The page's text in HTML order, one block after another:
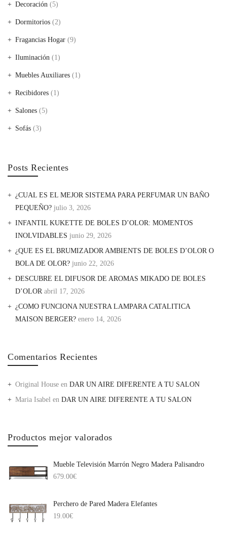
Decoración (5)
Dormitorios (2)
Fragancias Hogar (9)
Iluminación (1)
Muebles Auxiliares (1)
Recibidores (1)
Salones (5)
Sofás (3)
Posts Recientes
¿CUAL ES EL MEJOR SISTEMA PARA PERFUMAR UN BAÑO
PEQUEÑO? julio 3, 2026
INFANTIL KUKETTE DE BOLES D’OLOR: MOMENTOS
INOLVIDABLES junio 29, 2026
¿QUE ES EL BRUMIZADOR AMBIENTS DE BOLES D’OLOR O
BOLA DE OLOR? junio 22, 2026
DESCUBRE EL DIFUSOR DE AROMAS MIKADO DE BOLES
D’OLOR abril 17, 2026
¿COMO FUNCIONA NUESTRA LAMPARA CATALITICA
MAISON BERGER? enero 14, 2026
Comentarios Recientes
Original House en DAR UN AIRE DIFERENTE A TU SALON
Maria Isabel en DAR UN AIRE DIFERENTE A TU SALON
Productos mejor valorados
Mueble Televisión Marrón Negro Madera Palisandro
679.00€
Perchero de Pared Madera Elefantes
19.00€